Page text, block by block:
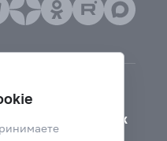
для слабовидящих